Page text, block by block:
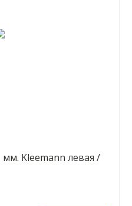
Kleemann левая /